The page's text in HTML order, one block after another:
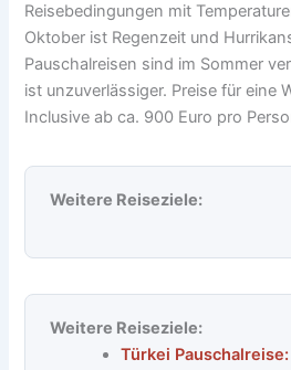
Reisebedingungen mit
Oktober ist Regenzeit und
Pauschalreisen sind im Sommer
ist unzuverlässiger. Preise für eine
Inclusive ab ca. 900 Euro pro
Weitere Reiseziele:
Weitere Reiseziele:
Türkei